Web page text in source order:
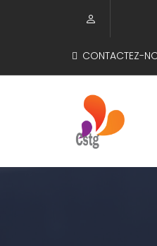
CONTACTEZ-